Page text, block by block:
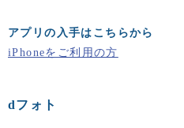
アプリの入手はこちらから
iPhoneをご利用の方
dフォト